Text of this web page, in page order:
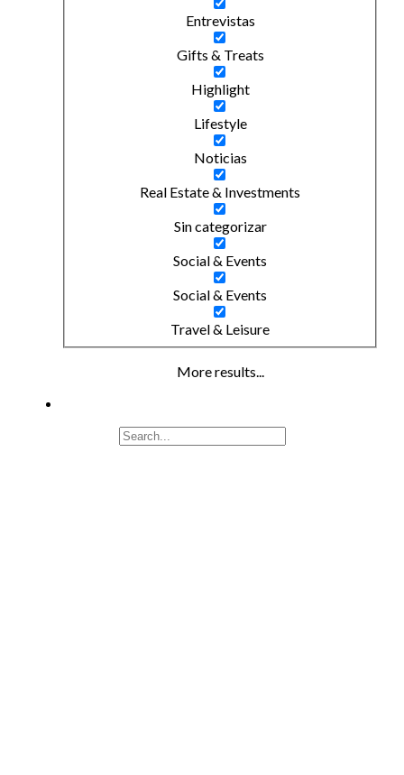
Entrevistas
Gifts & Treats
Highlight
Lifestyle
Noticias
Real Estate & Investments
Sin categorizar
Social & Events
Social & Events
Travel & Leisure
More results...